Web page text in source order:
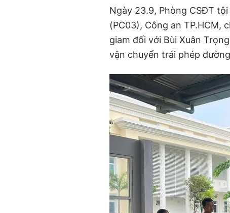
Ngày 23.9, Phòng CSĐT
(PC03), Công an TP.HCM,
giam đối với Bùi Xuân
vận chuyển trái phép